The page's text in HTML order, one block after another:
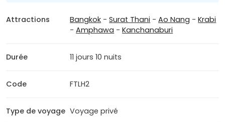
Attractions Bangkok -Surat Thani -Ao Nang -Krabi
-Amphawa -Kanchanaburi
Durée 11 jours 10 nuits
Code FTLH2
Type de voyage Voyage privé